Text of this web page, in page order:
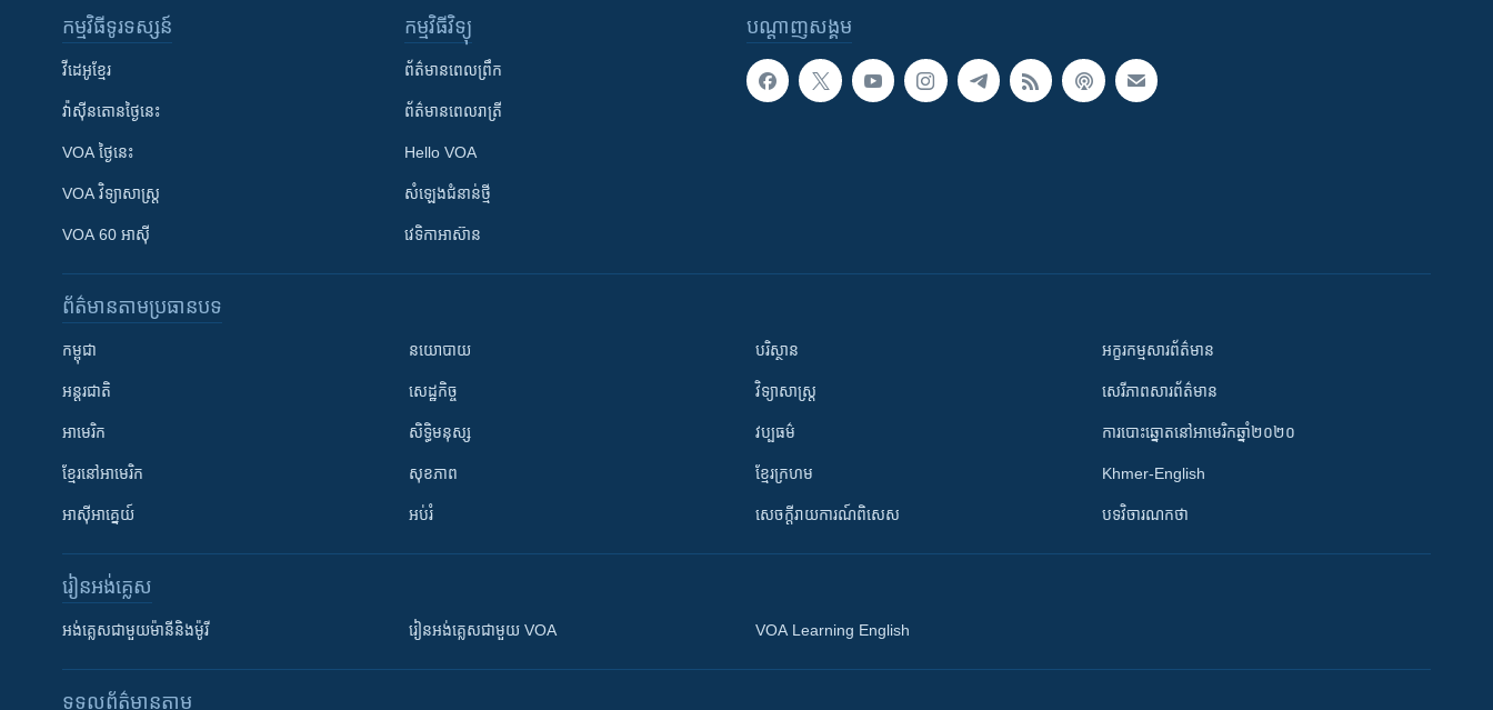
បណ្តាញ​សង្គម
កម្មវិធី​ទូរទស្សន៍
វីដេអូ​ខ្មែរ
វ៉ាស៊ីនតោន​ថ្ងៃ​នេះ
VOA ថ្ងៃនេះ
VOA ​វិទ្យាសាស្ត្រ
VOA 60 អាស៊ី
កម្មវិធី​វិទ្យុ
ព័ត៌មាន​ពេល​ព្រឹក
ព័ត៌មាន​​ពេល​រាត្រី
Hello VOA
សំឡេង​ជំនាន់​ថ្មី
វេទិកា​អាស៊ាន
ព័ត៌មាន​តាមប្រធានបទ​
កម្ពុជា
អន្តរជាតិ
អាមេរិក
ខ្មែរ​នៅអាមេរិក
អាស៊ីអាគ្នេយ៍
នយោបាយ
សេដ្ឋកិច្ច
សិទ្ធិមនុស្ស
សុខភាព
អប់រំ
បរិស្ថាន
វិទ្យាសាស្រ្ត
វប្បធម៌
ខ្មែរក្រហម
សេចក្តីរាយការណ៍ពិសេស
អក្ខរកម្មសារព័ត៌មាន
សេរីភាពសារព័ត៌មាន
ការបោះឆ្នោតនៅអាមេរិកឆ្នាំ២០២០
Khmer-English
បទវិចារណកថា
រៀន​​អង់គ្លេស
អង់គ្លេស​ជាមួយ​ម៉ានី​និង​ម៉ូរី រៀន​​​​​​អង់គ្លេស​​ជាមួយ VOA VOA Learning English
ទទួល​ព័ត៌មាន​តាម